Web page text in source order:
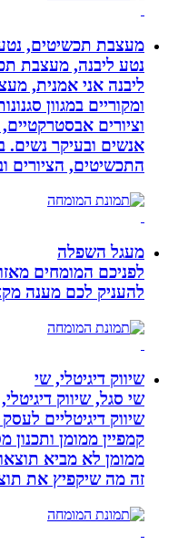
מעצבת תכשיטים, נטע
נטע ליבנה, מעצבת
ליבנה אני אמנית, מעצבת
ומקוריים במגוון סגנונות
וציורים אבסטרקטיים,
אנשים ובעיקר נשים.
התכשיטים, הציורים
מעגל השפלה
לפניכם המומחים מאזור
להעניק לכם מענה מקצועי
שיווק דיגיטלי, שי
שי סגל, שיווק דיגיטלי,
שיווק דיגיטליים לעסק
קמפיין ממומן ותכנון
ממומן לא מביא תוצאות
זה מה שיקפיץ את